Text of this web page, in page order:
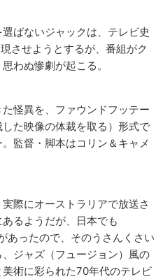
ばないジャックは、テレビ史
させようとするが、番組がク
わぬ惨劇が起こる。
怪異を、ファウンドフッテー
た映像の体裁を取る）形式で
監督・脚本はコリン＆キャメ
際にオーストラリアで放送さ
るようだが、日本でも
あったので、そのうさんくさい
ジャズ（フュージョン）風の
術に彩られた70年代のテレビ